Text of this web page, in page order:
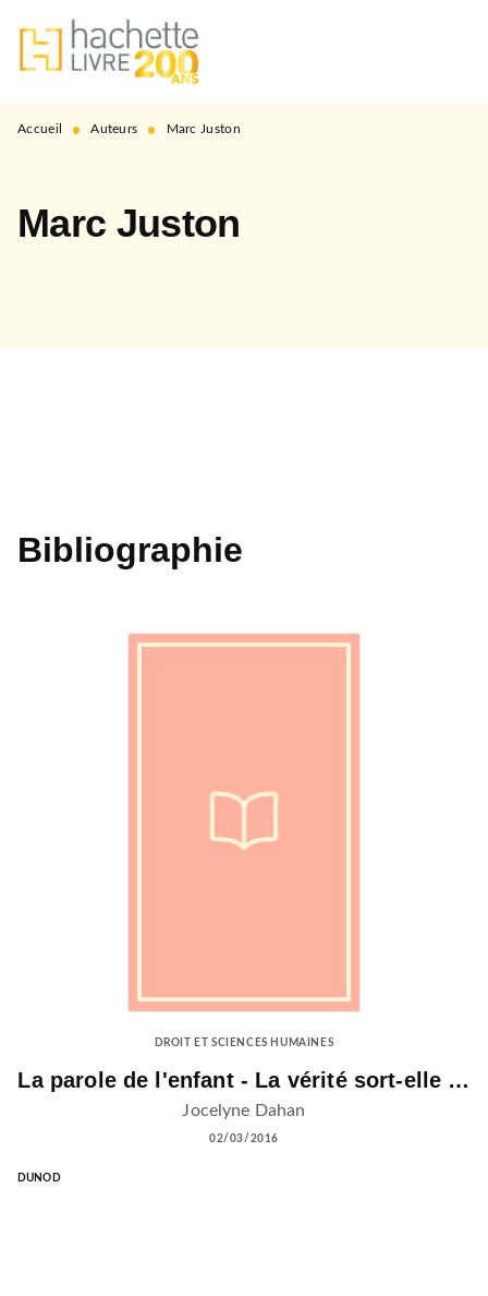
MENU RECHERCHE
PIED DE PAGE
Accueil • Auteurs • Marc Juston
Marc Juston
Bibliographie
DROIT ET SCIENCES HUMAINES
La parole de l'enfant - La vérité sort-elle …
Jocelyne Dahan
02/03/2016
DUNOD